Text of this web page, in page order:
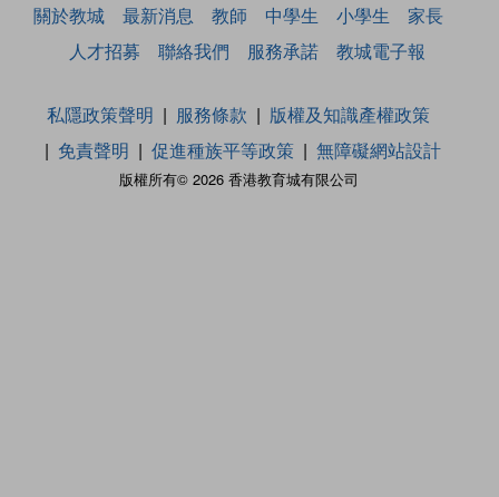
關於教城 最新消息 教師 中學生 小學生
家長
人才招募
聯絡我們 服務承諾 教城電子報
版權所有© 2026 香港教育城有限公司
私隱政策聲明 服務條款
版權及知識產權政策
免責聲明
促進種族平等政策 無障礙網站設計